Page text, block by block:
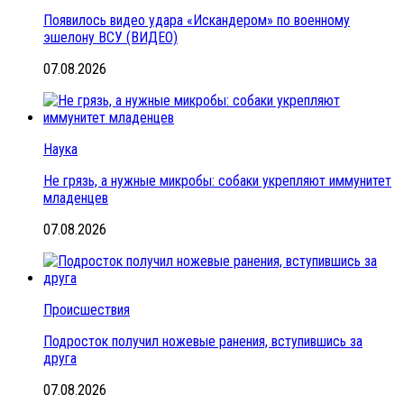
Появилось видео удара «Искандером» по военному
эшелону ВСУ (ВИДЕО)
07.08.2026
Наука
Не грязь, а нужные микробы: собаки укрепляют иммунитет
младенцев
07.08.2026
Происшествия
Подросток получил ножевые ранения, вступившись за
друга
07.08.2026